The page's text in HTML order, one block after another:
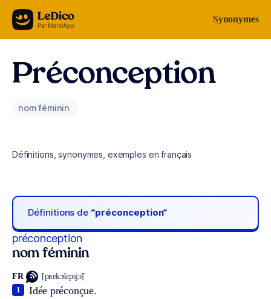
Aller au contenu Synonymes
Préconception
nom féminin
Définitions, synonymes, exemples en français
Définitions de “préconception“
préconception
nom féminin
FR [pʀekɔ̃sɛpsjɔ̃]
Idée préconçue.
1